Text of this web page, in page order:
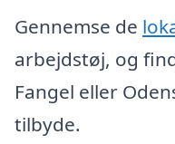
Gennemse de
arbejdstøj, og
Fangel eller
tilbyde.